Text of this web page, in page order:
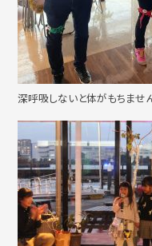
深呼吸しないと体がもちませ